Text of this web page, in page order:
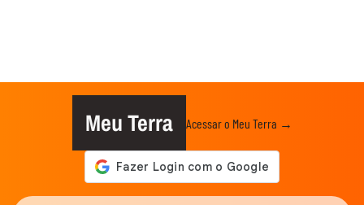
Meu Terra Acessar o Meu Terra →